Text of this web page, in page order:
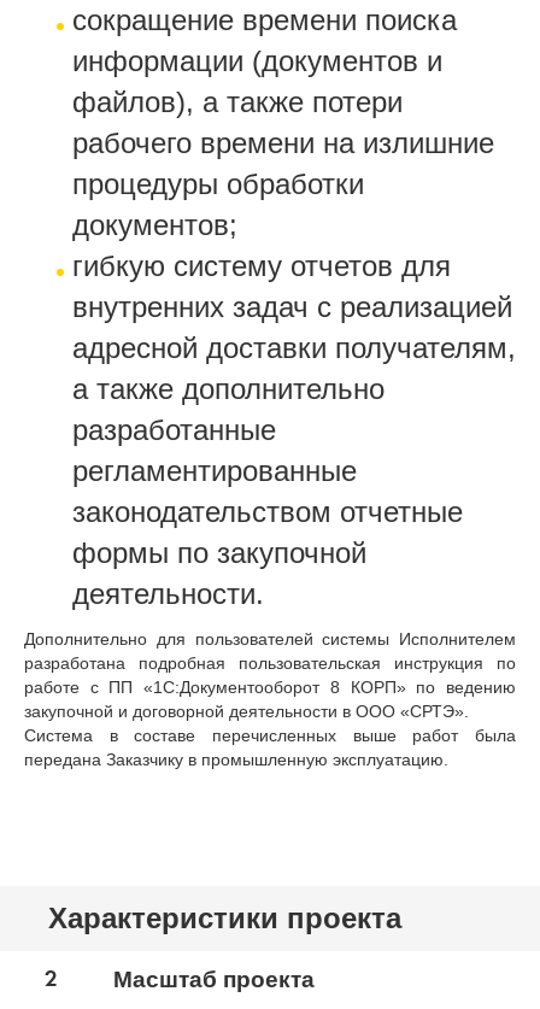
сокращение времени поиска
информации (документов и
файлов), а также потери
рабочего времени на излишние
процедуры обработки
документов;
гибкую систему отчетов для
внутренних задач с реализацией
адресной доставки получателям,
а также дополнительно
разработанные
регламентированные
законодательством отчетные
формы по закупочной
деятельности.
Дополнительно для пользователей системы Исполнителем
разработана подробная пользовательская инструкция по
работе с ПП «1С:Документооборот 8 КОРП» по ведению
закупочной и договорной деятельности в ООО «СРТЭ».
Система в составе перечисленных выше работ была
передана Заказчику в промышленную эксплуатацию.
Характеристики проекта
2 Масштаб проекта